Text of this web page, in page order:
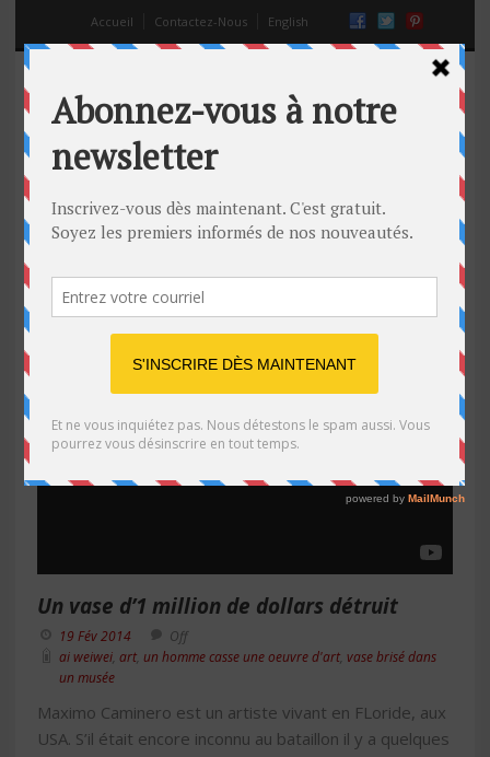
Accueil Contactez-Nous English
vase brisé dans un musée
Un vase d’1 million de dollars détruit
19 Fév 2014
Off
ai weiwei art un homme casse une oeuvre d'art vase brisé dans
un musée
Maximo Caminero est un artiste vivant en FLoride, aux
USA. S’il était encore inconnu au bataillon il y a quelques